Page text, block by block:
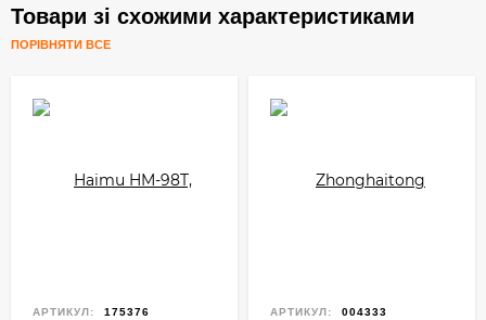
Товари зі схожими характеристиками
ПОРІВНЯТИ ВСЕ
АРТИКУЛ: 175376 АРТИКУЛ: 004333